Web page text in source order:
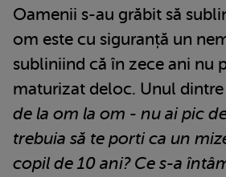
Oamenii s-au grăbit să
om este cu siguranță un
subliniind că în zece ani nu
maturizat deloc. Unul dintre
de la om la om - nu ai pic
trebuia să te porti ca un
copil de 10 ani? Ce s-a